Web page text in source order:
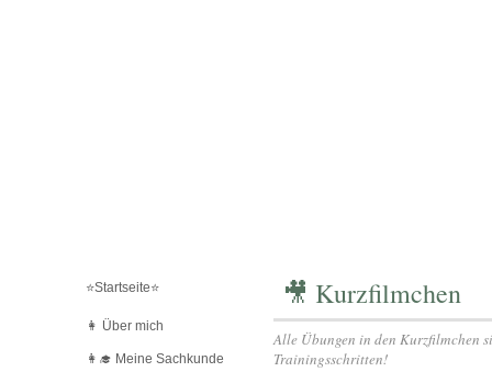
⭐️Startseite⭐️
👩 Über mich
👩‍🎓 Meine Sachkunde
🎥 Kurzfilmchen
Alle Übungen in den Kurzfilmchen
Trainingsschritten!